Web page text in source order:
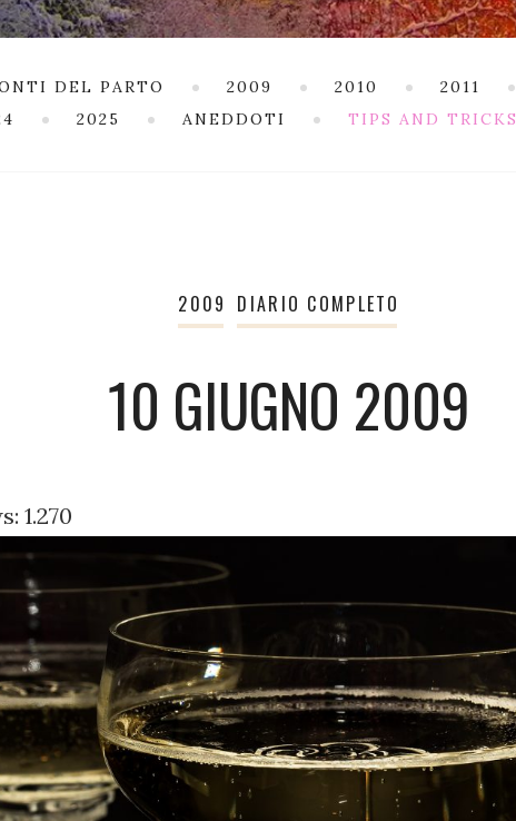
DEL PARTO 2009 2010 2011
2025 ANEDDOTI TIPS AND TRICKS
2009 DIARIO COMPLETO
10 GIUGNO 2009
1.270